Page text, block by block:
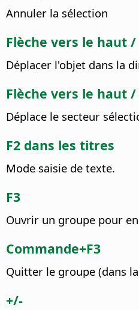
Annuler la sélection
Flèche vers le haut
Déplacer l'objet dans la
Flèche vers le haut
Déplace le secteur
F2 dans les titres
Mode saisie de texte.
F3
Ouvrir un groupe pour
Commande+F3
Quitter le groupe (dans
+/-